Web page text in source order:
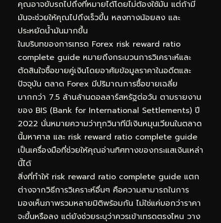
คุณอาจขับรถไปถึงที่หมายได้โดยไม่ต้องใช้มัน แต่ถ้ามี
มันจะช่วยให้คุณไปถึงเร็วขึ้น หลงทางน้อยลง และ
ประหยัดน้ำมันมากขึ้น
ในบริบทของการเทรด Forex risk reward ratio
complete guide หมายถึงกระบวนการวิเคราะห์และ
ตัดสินใจซื้อขายคู่เงินโดยอาศัยข้อมูลราคาในอดีตและ
ปัจจุบัน ตลาด Forex มีปริมาณการซื้อขายเฉลี่ย
มากกว่า 7.5 ล้านล้านดอลลาร์สหรัฐต่อวัน ตามรายงาน
ของ BIS (Bank for International Settlements) ปี
2022 นั่นหมายความว่าทุกวินาทีมีเงินหมุนเวียนในตลาด
นี้มหาศาล และ risk reward ratio complete guide
เป็นเครื่องมือที่ช่วยให้คุณอ่านทิศทางของกระแสเงินเหล่า
นี้ได้
สิ่งที่ทำให้ risk reward ratio complete guide แตก
ต่างจากวิธีการวิเคราะห์อื่นๆ คือความสามารถในการ
มองเห็นภาพรวมหลายมิติพร้อมกัน ไม่ใช่แค่บอกว่าราคา
จะขึ้นหรือลง แต่ยังช่วยระบุว่าควรเข้าเทรดตรงไหน วาง